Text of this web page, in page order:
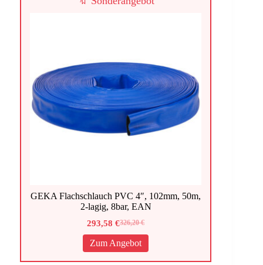
GEKA Flachschlauch PVC 4″, 102mm, 50m,
2-lagig, 8bar, EAN
326,20€
Ursprünglicher
Preis
war:
326,20 €
293,58€
Aktueller
Preis
ist:
293,58 €.
Zum Angebot